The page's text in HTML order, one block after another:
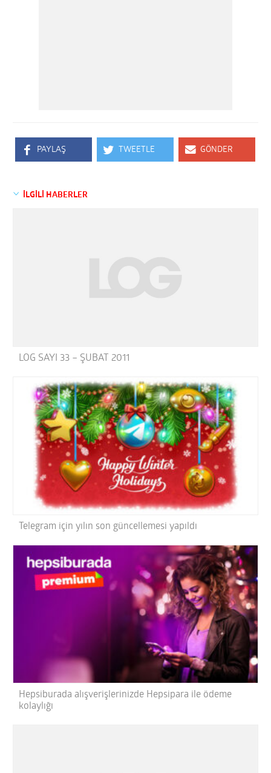
PAYLAŞ TWEETLE GÖNDER
İLGİLİ HABERLER
LOG SAYI 33 – ŞUBAT 2011
Telegram için yılın son güncellemesi yapıldı
Hepsiburada alışverişlerinizde Hepsipara ile ödeme
kolaylığı